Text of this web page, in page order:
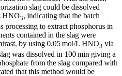
slag could be dissolved
HNO3, indicating that the batch
processing to extract phosphorus in
contained in the slag were
by using 0.05 mol/L HNO3 via
was dissolved in 100 min giving a
from the slag compared with
that this method would be